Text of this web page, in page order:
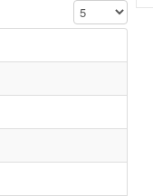
Affichage #